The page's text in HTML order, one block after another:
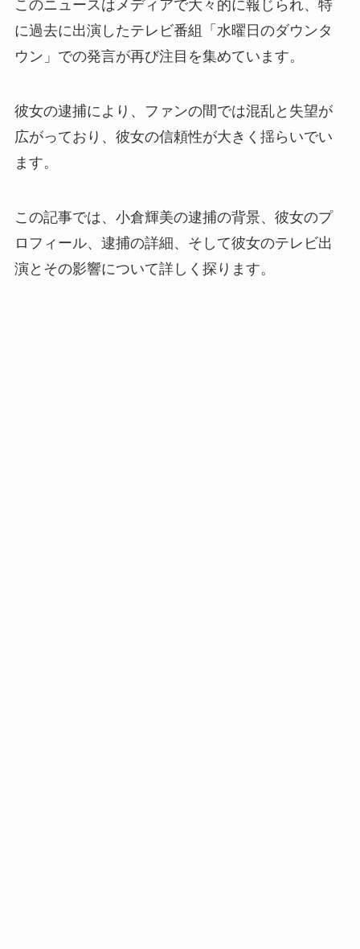
このニュースはメディアで大々的に報じられ、特
に過去に出演したテレビ番組「水曜日のダウンタ
ウン」での発言が再び注目を集めています。
彼女の逮捕により、ファンの間では混乱と失望が
広がっており、彼女の信頼性が大きく揺らいでい
ます。
この記事では、小倉輝美の逮捕の背景、彼女のプ
ロフィール、逮捕の詳細、そして彼女のテレビ出
演とその影響について詳しく探ります。